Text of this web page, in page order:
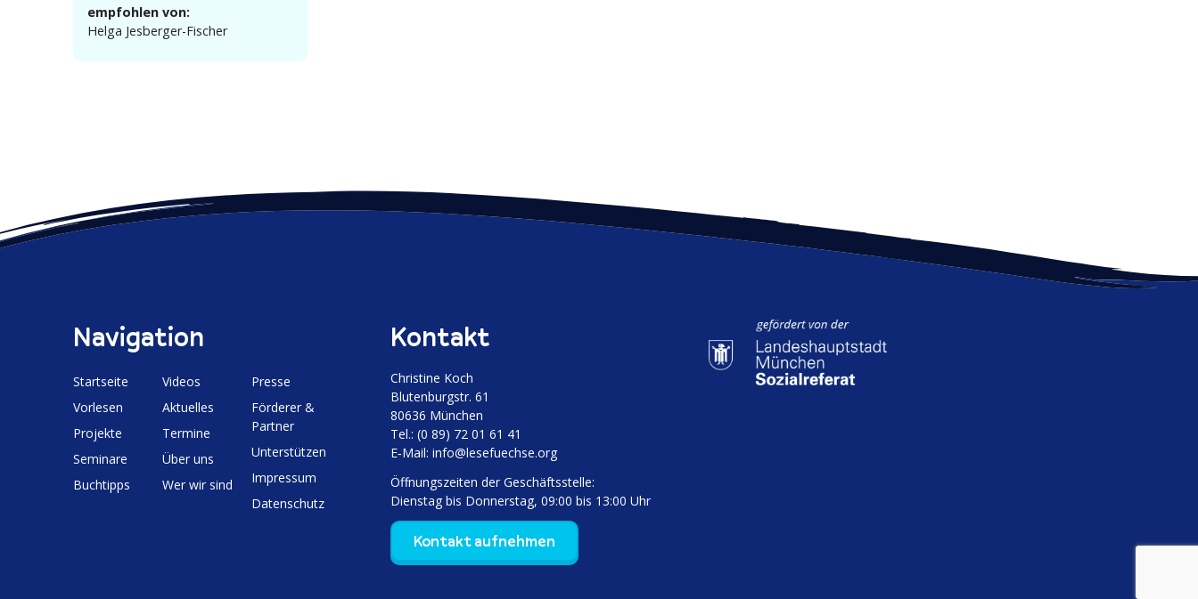
empfohlen von:
Helga Jesberger-Fischer
Navigation
Start­seite
Vorlesen
Projekte
Seminare
Buchtipps
Videos
Aktuelles
Termine
Über uns
Wer wir sind
Presse
Förderer &
Partner
Unter­stützen
Impressum
Daten­schutz
Kontakt
Christine Koch
Bluten­burgstr. 61
80636 München
Tel.: (0 89) 72 01 61 41
E‑Mail:info@lesefuechse.org
Öffnungs­zeiten der Geschäftsstelle:
Dienstag bis Donnerstag, 09:00 bis 13:00 Uhr
Kontakt aufnehmen